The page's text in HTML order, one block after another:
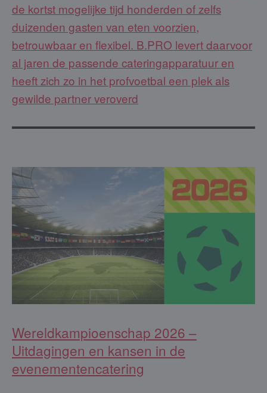
de kortst mogelijke tijd honderden of zelfs
duizenden gasten van eten voorzien,
betrouwbaar en flexibel. B.PRO levert daarvoor
al jaren de passende cateringapparatuur en
heeft zich zo in het profvoetbal een plek als
gewilde partner veroverd
Wereldkampioenschap 2026 –
Uitdagingen en kansen in de
evenementencatering